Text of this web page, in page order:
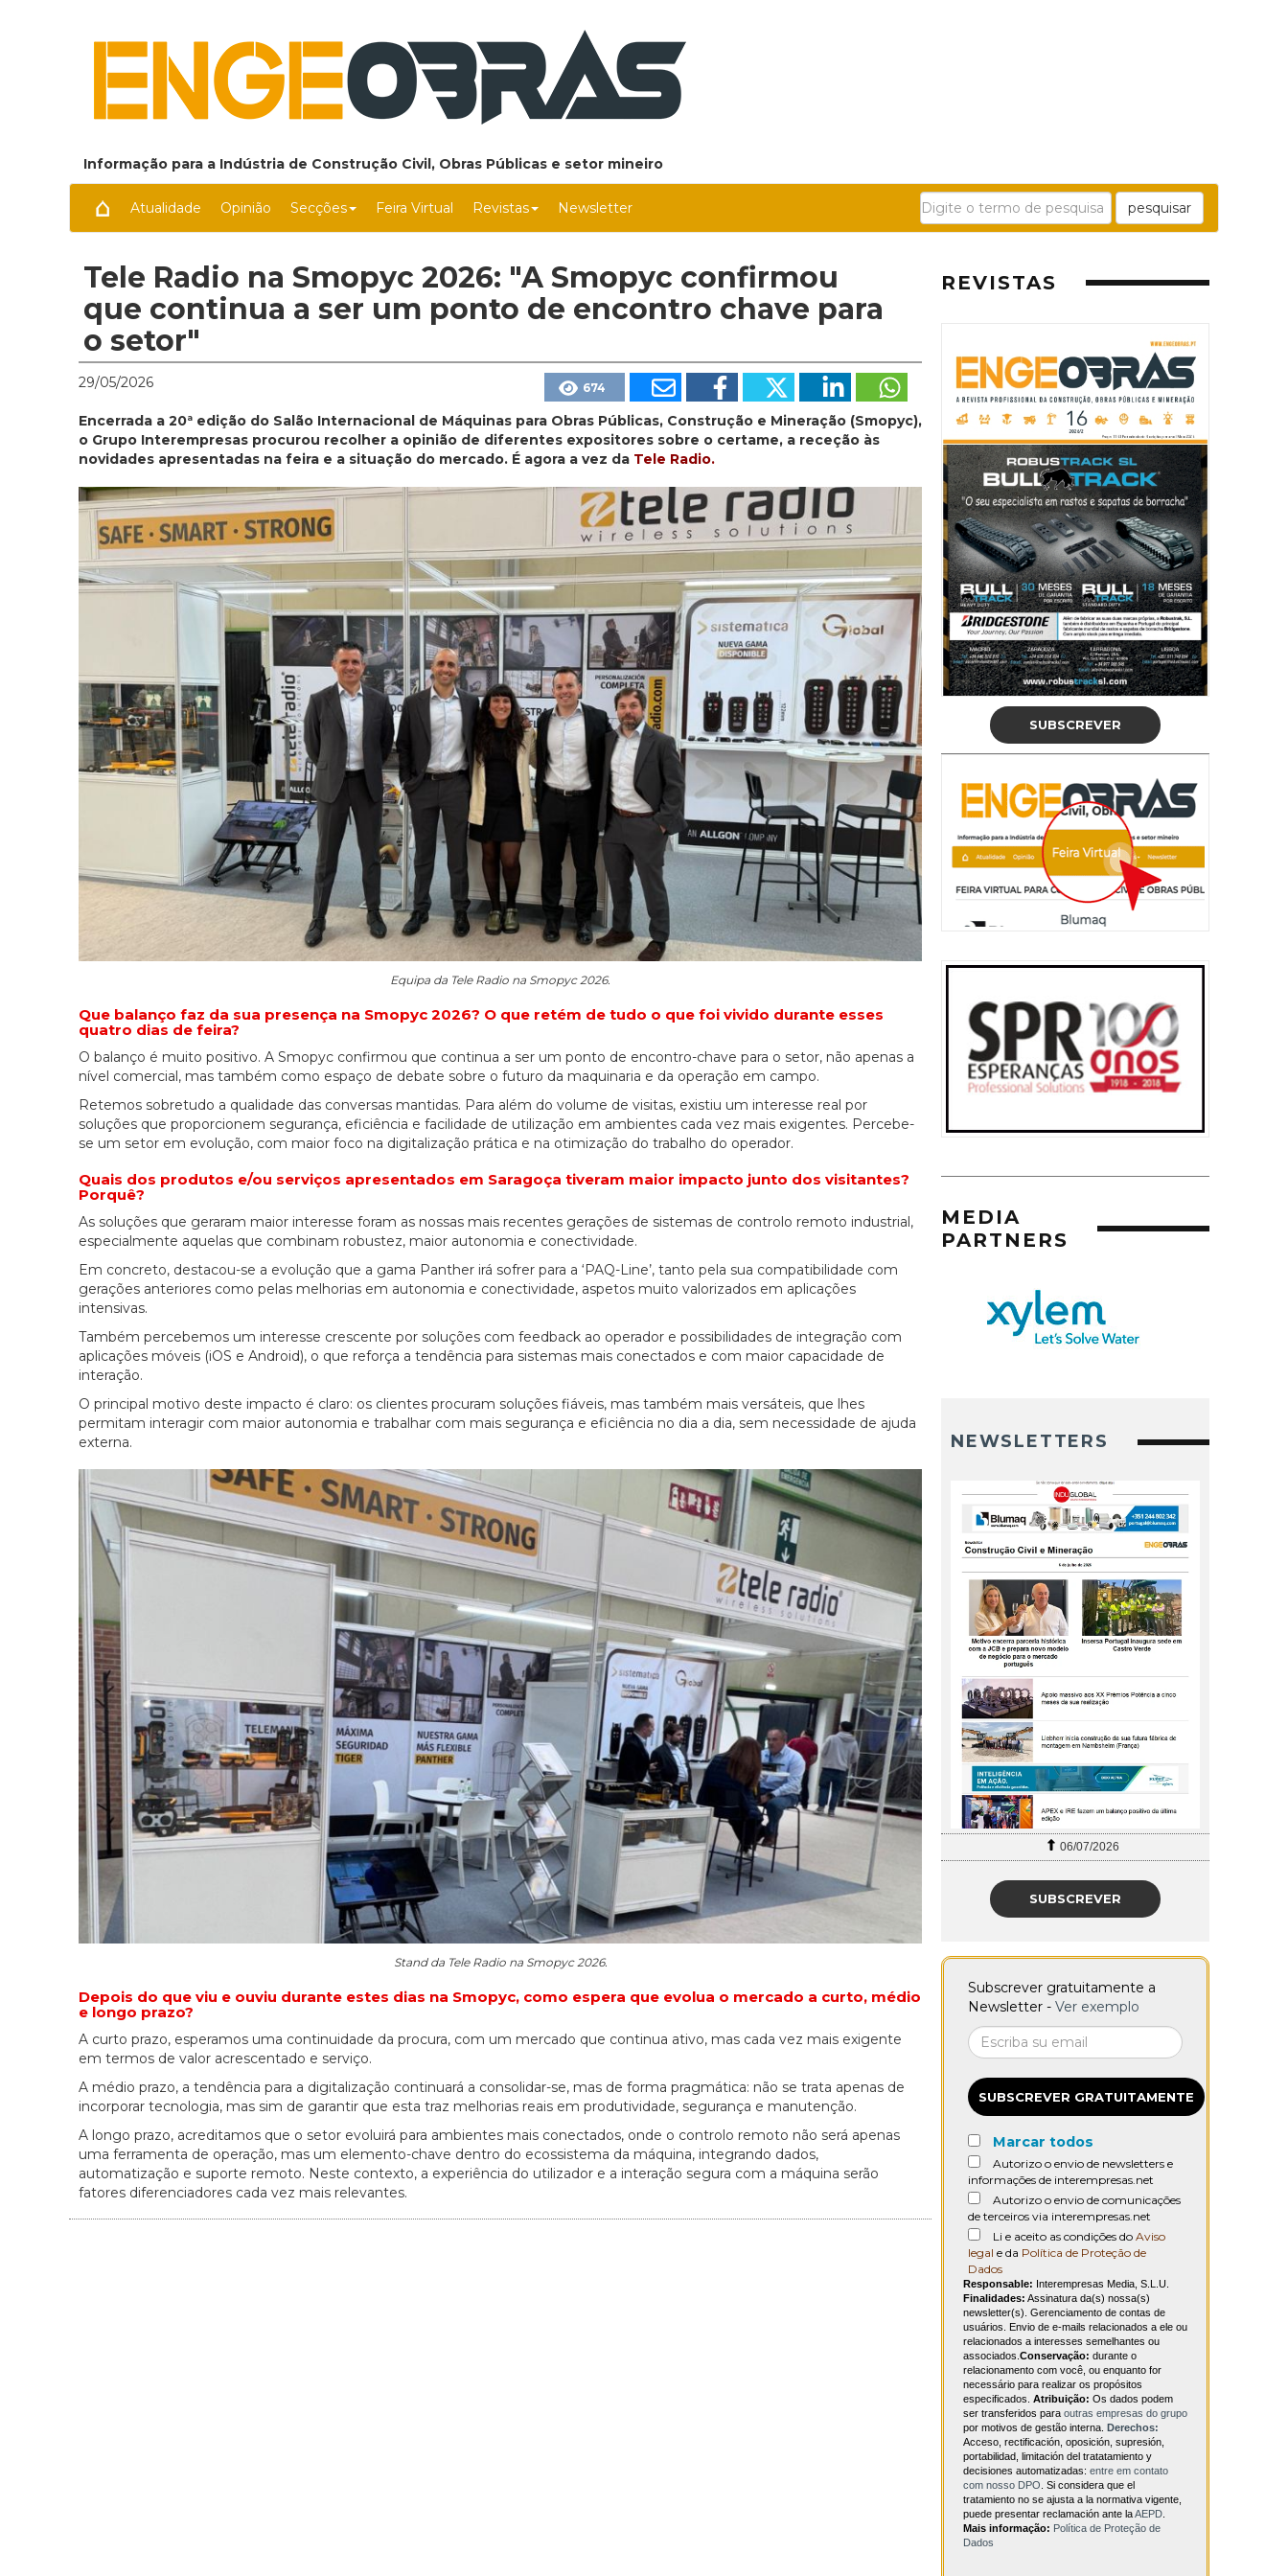
Informação para a Indústria de Construção Civil, Obras Públicas e setor mineiro
Atualidade Opinião Secções Feira Virtual Revistas Newsletter pesquisar
Tele Radio na Smopyc 2026: "A Smopyc confirmou
que continua a ser um ponto de encontro chave para
o setor"
29/05/2026 674
Encerrada a 20ª edição do Salão Internacional de Máquinas para Obras Públicas, Construção e Mineração (Smopyc),
o Grupo Interempresas procurou recolher a opinião de diferentes expositores sobre o certame, a receção às
novidades apresentadas na feira e a situação do mercado. É agora a vez da Tele Radio.
Equipa da Tele Radio na Smopyc 2026.
Que balanço faz da sua presença na Smopyc 2026? O que retém de tudo o que foi vivido durante esses
quatro dias de feira?
O balanço é muito positivo. A Smopyc confirmou que continua a ser um ponto de encontro-chave para o setor, não apenas a
nível comercial, mas também como espaço de debate sobre o futuro da maquinaria e da operação em campo.
Retemos sobretudo a qualidade das conversas mantidas. Para além do volume de visitas, existiu um interesse real por
soluções que proporcionem segurança, eficiência e facilidade de utilização em ambientes cada vez mais exigentes. Percebe-
se um setor em evolução, com maior foco na digitalização prática e na otimização do trabalho do operador.
Quais dos produtos e/ou serviços apresentados em Saragoça tiveram maior impacto junto dos visitantes?
Porquê?
As soluções que geraram maior interesse foram as nossas mais recentes gerações de sistemas de controlo remoto industrial,
especialmente aquelas que combinam robustez, maior autonomia e conectividade.
Em concreto, destacou-se a evolução que a gama Panther irá sofrer para a ‘PAQ-Line’, tanto pela sua compatibilidade com
gerações anteriores como pelas melhorias em autonomia e conectividade, aspetos muito valorizados em aplicações
intensivas.
Também percebemos um interesse crescente por soluções com feedback ao operador e possibilidades de integração com
aplicações móveis (iOS e Android), o que reforça a tendência para sistemas mais conectados e com maior capacidade de
interação.
O principal motivo deste impacto é claro: os clientes procuram soluções fiáveis, mas também mais versáteis, que lhes
permitam interagir com maior autonomia e trabalhar com mais segurança e eficiência no dia a dia, sem necessidade de ajuda
externa.
Stand da Tele Radio na Smopyc 2026.
Depois do que viu e ouviu durante estes dias na Smopyc, como espera que evolua o mercado a curto, médio
e longo prazo?
A curto prazo, esperamos uma continuidade da procura, com um mercado que continua ativo, mas cada vez mais exigente
em termos de valor acrescentado e serviço.
A médio prazo, a tendência para a digitalização continuará a consolidar-se, mas de forma pragmática: não se trata apenas de
incorporar tecnologia, mas sim de garantir que esta traz melhorias reais em produtividade, segurança e manutenção.
A longo prazo, acreditamos que o setor evoluirá para ambientes mais conectados, onde o controlo remoto não será apenas
uma ferramenta de operação, mas um elemento-chave dentro do ecossistema da máquina, integrando dados,
automatização e suporte remoto. Neste contexto, a experiência do utilizador e a interação segura com a máquina serão
fatores diferenciadores cada vez mais relevantes.
REVISTAS
SUBSCREVER
MEDIA
PARTNERS
NEWSLETTERS
06/07/2026 20/07/2026 06/07/2026
SUBSCREVER
Subscrever gratuitamente a
Newsletter - Ver exemplo
SUBSCREVER GRATUITAMENTE
Marcar todos
Autorizo o envio de newsletters e
informações de interempresas.net
Autorizo o envio de comunicações
de terceiros via interempresas.net
Li e aceito as condições do Aviso
legal e da Política de Proteção de
Dados
Responsable: Interempresas Media, S.L.U.
Finalidades: Assinatura da(s) nossa(s)
newsletter(s). Gerenciamento de contas de
usuários. Envio de e-mails relacionados a ele ou
relacionados a interesses semelhantes ou
associados. Conservação: durante o
relacionamento com você, ou enquanto for
necessário para realizar os propósitos
especificados. Atribuição: Os dados podem
ser transferidos para outras empresas do grupo
por motivos de gestão interna. Derechos:
Acceso, rectificación, oposición, supresión,
portabilidad, limitación del tratatamiento y
decisiones automatizadas: entre em contato
com nosso DPO . Si considera que el
tratamiento no se ajusta a la normativa vigente,
puede presentar reclamación ante laAEPD
Mais informação: Política de Proteção de
Dados